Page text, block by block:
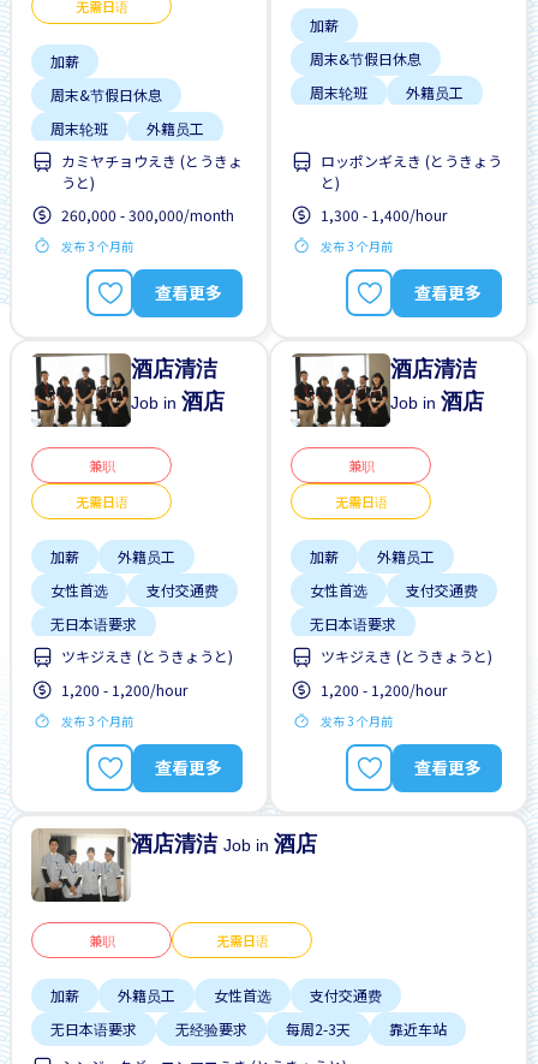
无需日语
加薪
周末&节假日休息
周末轮班
外籍员工
奖励
学生签证首选
支付交通费
无日本语要求
早班
カミヤチョウえき (とうきょ
うと)
260,000 - 300,000/month
发布 3 个月前
查看更多
加薪
周末&节假日休息
周末轮班
外籍员工
学生签证首选
支付交通费
无经验要求
无需简历
ロッポンギえき (とうきょう
と)
1,300 - 1,400/hour
发布 3 个月前
查看更多
酒店清洁
Job in酒店
兼职
无需日语
加薪
外籍员工
女性首选
支付交通费
无日本语要求
无经验要求
每周2-3天
靠近车站
ツキジえき (とうきょうと)
1,200 - 1,200/hour
发布 3 个月前
查看更多
酒店清洁
Job in酒店
兼职
无需日语
加薪
外籍员工
女性首选
支付交通费
无日本语要求
每周2-3天
靠近车站
ツキジえき (とうきょうと)
1,200 - 1,200/hour
发布 3 个月前
查看更多
酒店清洁Job in酒店
兼职 无需日语
加薪 外籍员工 女性首选
支付交通费
无日本语要求
无经验要求 每周2-3天
靠近车站